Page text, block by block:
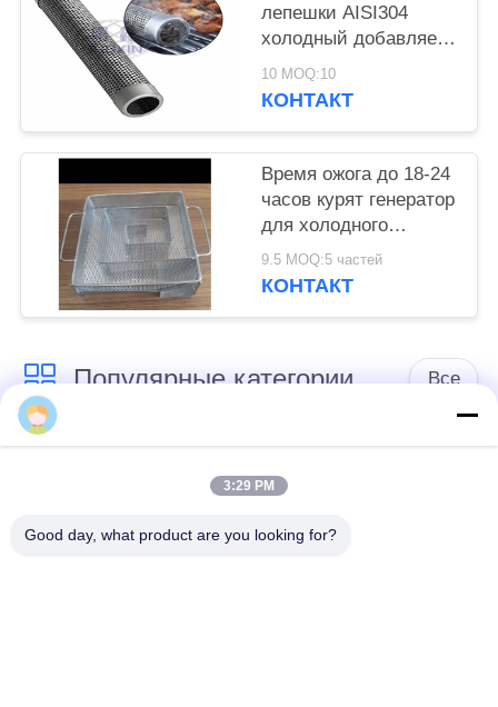
лепешки AISI304
холодный добавляет
вкус дыма к
зажаренной еде
10 MOQ:10
КОНТАКТ
Время ожога до 18-24
часов курят генератор
для холодного
курения
9.5 MOQ:5 частей
КОНТАКТ
Популярные категории Все
Защитительный
Защитительные
Барьеры
3:29 PM
Good day, what product are you looking for?